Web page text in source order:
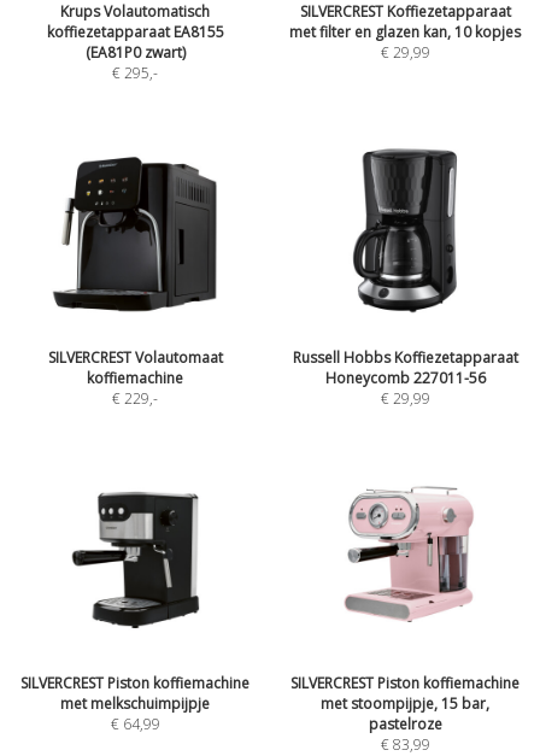
Krups Volautomatisch
koffiezetapparaat EA8155
(EA81P0 zwart)
€ 295,-
SILVERCREST Koffiezetapparaat
met filter en glazen kan, 10 kopjes
€ 29,99
SILVERCREST Volautomaat
koffiemachine
€ 229,-
Russell Hobbs Koffiezetapparaat
Honeycomb 227011-56
€ 29,99
SILVERCREST Piston koffiemachine
met melkschuimpijpje
€ 64,99
SILVERCREST Piston koffiemachine
met stoompijpje, 15 bar,
pastelroze
€ 83,99